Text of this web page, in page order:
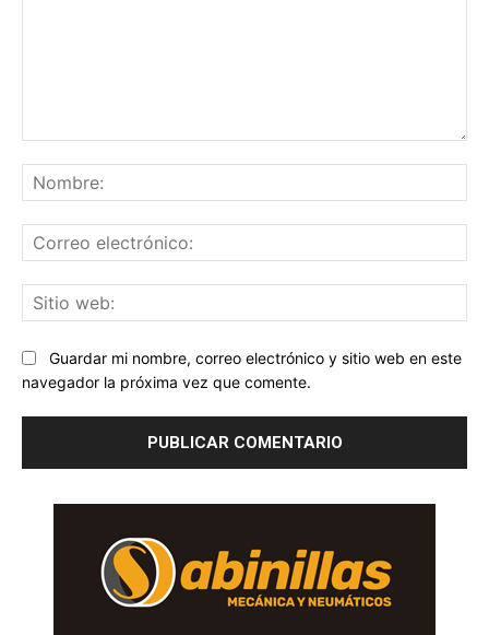
Guardar mi nombre, correo electrónico y sitio web en este
navegador la próxima vez que comente.